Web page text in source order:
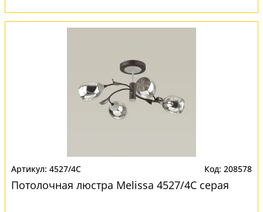
4527/4C 208578
Потолочная люстра Melissa 4527/4C серая